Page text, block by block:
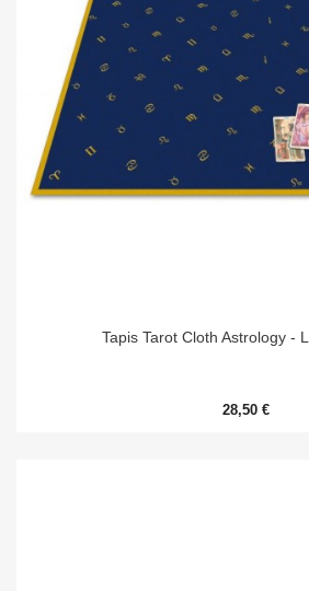
Tapis Tarot Cloth Astrology -
28,50 €